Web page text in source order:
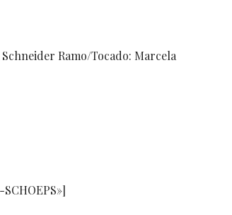
Ramo/Tocado: Marcela